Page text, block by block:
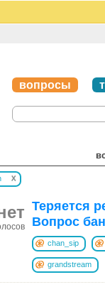
вопросы
x
Теряется
Вопрос
chan_sip
grandstream